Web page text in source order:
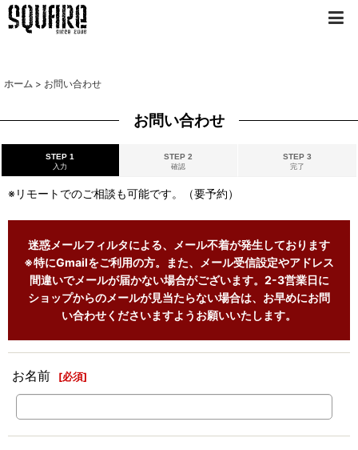
ホーム > お問い合わせ
お問い合わせ
STEP 1
入力
STEP 2
確認
STEP 3
完了
※リモートでのご相談も可能です。（要予約）
迷惑メールフィルタによる、メール不着が発生しております
※特にGmailをご利用の方。また、メール受信設定やアドレス
間違いでメールが届かない場合がございます。2-3営業日に
ショップからのメールが見当たらない場合は、お早めにお問
い合わせくださいますようお願いいたします。
お名前 [必須]